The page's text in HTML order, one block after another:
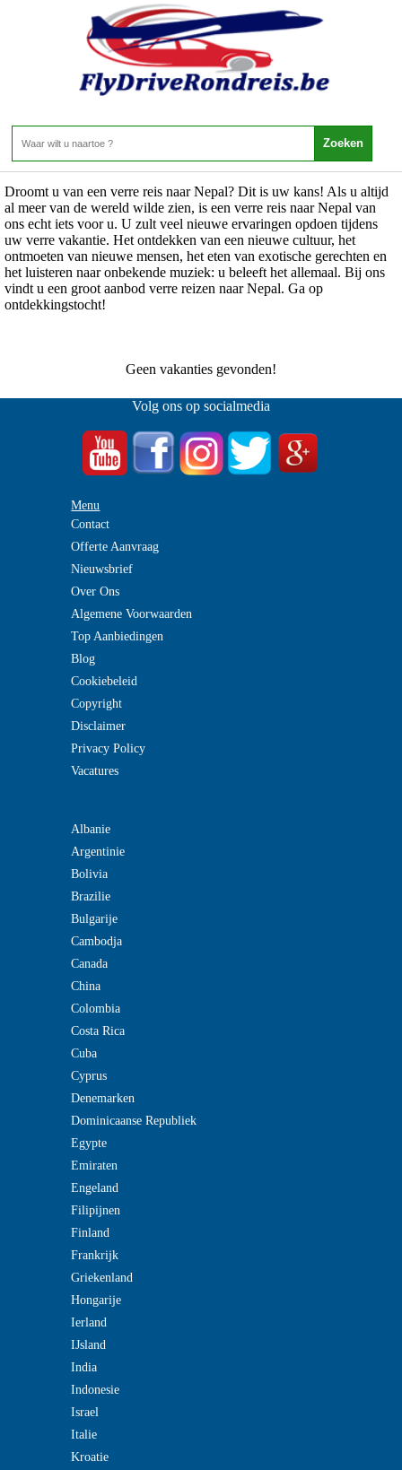
Nepal - Bagmati - NAGARKOT
Home>
NAGARKOT
0 Aanbiedingen
Droomt u van een verre reis naar Nepal? Dit is uw kans! Als u altijd
al meer van de wereld wilde zien, is een verre reis naar Nepal van
ons echt iets voor u. U zult veel nieuwe ervaringen opdoen tijdens
uw verre vakantie. Het ontdekken van een nieuwe cultuur, het
ontmoeten van nieuwe mensen, het eten van exotische gerechten en
het luisteren naar onbekende muziek: u beleeft het allemaal. Bij ons
vindt u een groot aanbod verre reizen naar Nepal. Ga op
ontdekkingstocht!
Geen vakanties gevonden!
Volg ons op socialmedia
Menu
Contact
Offerte Aanvraag
Nieuwsbrief
Over Ons
Algemene Voorwaarden
Top Aanbiedingen
Blog
Cookiebeleid
Copyright
Disclaimer
Privacy Policy
Vacatures
Albanie
Argentinie
Bolivia
Brazilie
Bulgarije
Cambodja
Canada
China
Colombia
Costa Rica
Cuba
Cyprus
Denemarken
Dominicaanse Republiek
Egypte
Emiraten
Engeland
Filipijnen
Finland
Frankrijk
Griekenland
Hongarije
Ierland
IJsland
India
Indonesie
Israel
Italie
Kroatie